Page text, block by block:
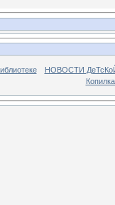
НОВОСТИ